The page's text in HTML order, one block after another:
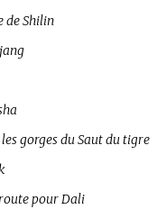
de Shilin
gorges du Saut du tigre
pour Dali